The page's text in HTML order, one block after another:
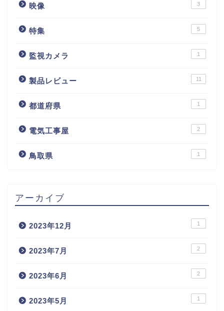
映像 3
特集 5
監視カメラ 1
製品レビュー 11
都道府県 1
電気工事屋 2
鳥取県 1
アーカイブ
2023年12月 1
2023年7月 2
2023年6月 2
2023年5月 1